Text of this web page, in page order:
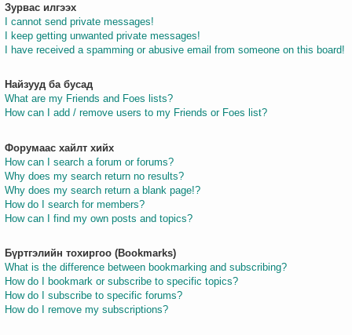
Зурвас илгээх
I cannot send private messages!
I keep getting unwanted private messages!
I have received a spamming or abusive email from someone on this board!
Найзууд ба бусад
What are my Friends and Foes lists?
How can I add / remove users to my Friends or Foes list?
Форумаас хайлт хийх
How can I search a forum or forums?
Why does my search return no results?
Why does my search return a blank page!?
How do I search for members?
How can I find my own posts and topics?
Бүртгэлийн тохиргоо (Bookmarks)
What is the difference between bookmarking and subscribing?
How do I bookmark or subscribe to specific topics?
How do I subscribe to specific forums?
How do I remove my subscriptions?